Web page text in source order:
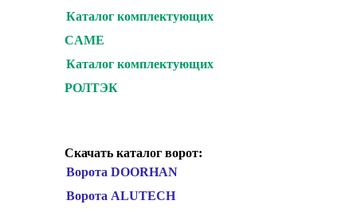
Каталог комплектующих
CAME
Каталог комплектующих
РОЛТЭК
Скачать каталог ворот:
Ворота DOORHAN
Ворота ALUTECH